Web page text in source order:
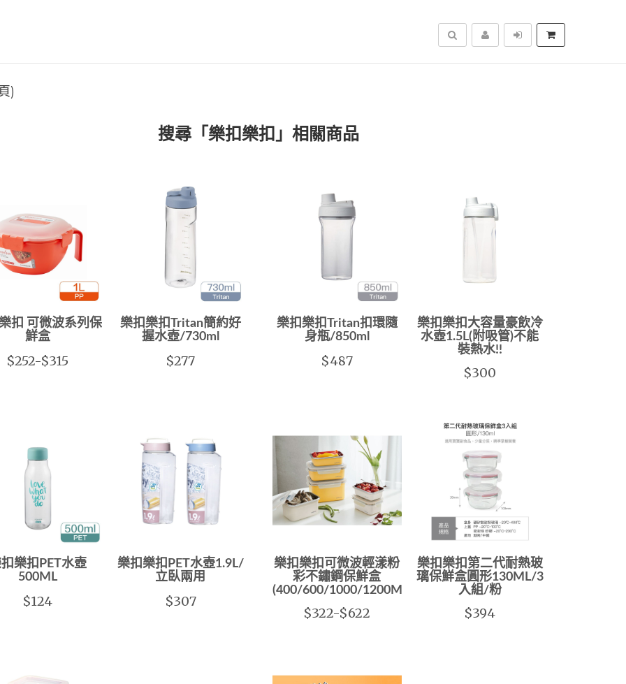
搜尋
)
搜尋「樂扣樂扣」相關商品
扣 可微波系列保
鮮盒
$252-$315
樂扣樂扣Tritan簡約好
握水壺/730ml
$277
樂扣樂扣Tritan扣環隨
身瓶/850ml
$487
樂扣樂扣大容量豪飲冷
水壺1.5L(附吸管)不能
裝熱水!!
$300
樂扣PET水壺
500ML
$124
樂扣樂扣PET水壺1.9L/
立臥兩用
$307
樂扣樂扣可微波輕漾粉
彩不鏽鋼保鮮盒
(400/600/1000/1200ML)
$322-$622
樂扣樂扣第二代耐熱玻
璃保鮮盒圓形130ML/3
入組/粉
$394